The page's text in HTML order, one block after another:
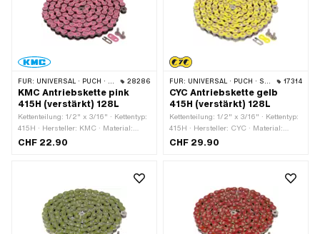
FÜR: UNIVERSAL · PUCH · SACHS · PONY / CILO (BETA 521 & 512) · ZÜNDAPP BELMONDO · TOMOS · BYE BIKE 28286
KMC Antriebskette pink
415H (verstärkt) 128L
Kettenteilung: 1/2" x 3/16" · Kettentyp:
415H · Hersteller: KMC · Material:
Stahl · Oberfläche: lackiert · Farbe:
Kettenschloss-Art: Federverschluss
CHF 22.90
FÜR: UNIVERSAL · PUCH · SACHS · PONY / CILO (BETA 521 & 512) · ZÜNDAPP BELMONDO · TOMOS · BYE BIKE 17314
CYC Antriebskette gelb
415H (verstärkt) 128L
Kettenteilung: 1/2" x 3/16" · Kettentyp:
415H · Hersteller: CYC · Material:
Stahl · Oberfläche: lackiert · Farbe:
Kettenschloss-Art: Federverschluss
CHF 29.90